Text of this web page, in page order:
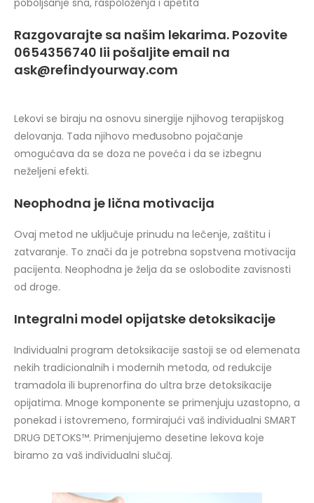
poboljšanje sna, raspoloženja i apetita
Razgovarajte sa našim lekarima. Pozovite
0654356740 lii pošaljite email na
ask@refindyourway.com
Lekovi se biraju na osnovu sinergije njihovog terapijskog
delovanja. Tada njihovo međusobno pojačanje
omogućava da se doza ne poveća i da se izbegnu
neželjeni efekti.
Neophodna je lična motivacija
Ovaj metod ne uključuje prinudu na lečenje, zaštitu i
zatvaranje. To znači da je potrebna sopstvena motivacija
pacijenta. Neophodna je želja da se oslobodite zavisnosti
od droge.
Integralni model opijatske detoksikacije
Individualni program detoksikacije sastoji se od elemenata
nekih tradicionalnih i modernih metoda, od redukcije
tramadola ili buprenorfina do ultra brze detoksikacije
opijatima. Mnoge komponente se primenjuju uzastopno, a
ponekad i istovremeno, formirajući vaš individualni SMART
DRUG DETOKS™. Primenjujemo desetine lekova koje
biramo za vaš individualni slučaj.